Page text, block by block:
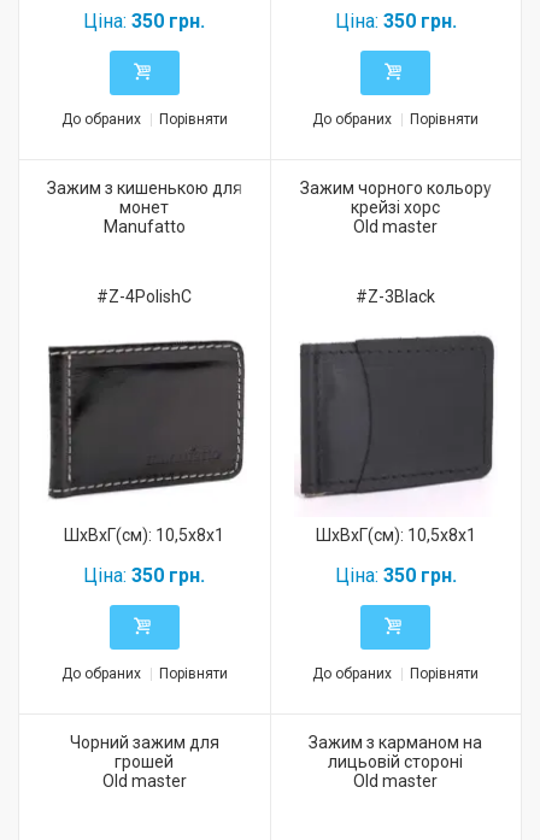
Ціна: 350 грн.
До обраних Порівняти
Ціна: 350 грн.
До обраних Порівняти
Зажим з кишенькою для
монет
Manufatto
#Z-4PolishC
ШхВхГ(см): 10,5x8x1
Ціна: 350 грн.
До обраних Порівняти
Зажим чорного кольору
крейзі хорс
Old master
#Z-3Black
ШхВхГ(см): 10,5x8x1
Ціна: 350 грн.
До обраних Порівняти
Чорний зажим для
грошей
Old master
Зажим з карманом на
лицьовій стороні
Old master